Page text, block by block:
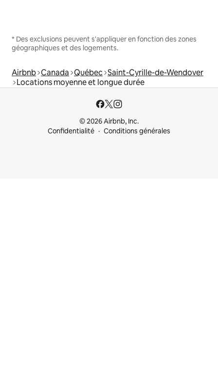
* Des exclusions peuvent s'appliquer en fonction des zones
géographiques et des logements.
Airbnb Canada Québec Saint-Cyrille-de-Wendover
Locations moyenne et longue durée
© 2026 Airbnb, Inc.
Confidentialité
Conditions générales